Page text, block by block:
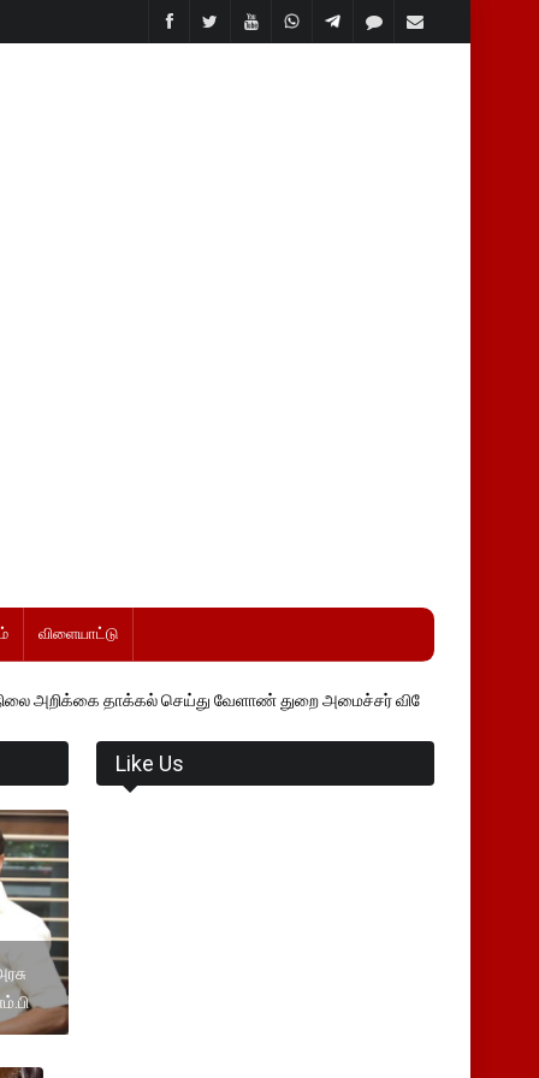
விளையாட்டு
செய்து வேளாண் துறை அமைச்சர் வினோத் வாசித்து வருகிறார். �.
Like Us